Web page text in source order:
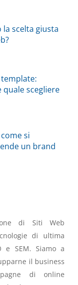
la scelta giusta
quale scegliere
si
un brand
di Siti Web
di ultima
e SEM. Siamo a
il business
di online